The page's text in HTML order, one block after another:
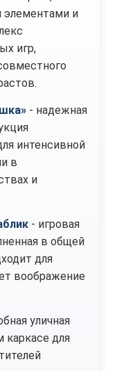
элементами и
игр,
- надежная
интенсивной
в
и
- игровая
в общей
для
воображение
уличная
каркасе для